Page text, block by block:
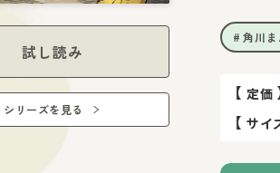
試し読み
シリーズを見る
角川
【 定価
【 サイ